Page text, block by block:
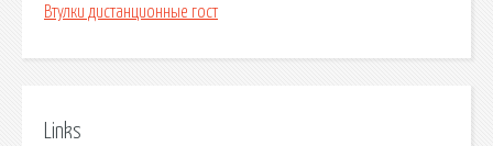
Втулки дистанционные гост
Links